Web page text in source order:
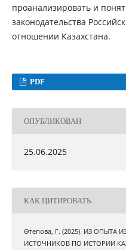
проанализировать и
законодательства
отношении Казахстана.
PDF
ОПУБЛИКОВАН
25.06.2025
КАК ЦИТИРОВАТЬ
Өтепова, Г. (2025). ИЗ ОПЫТА
ИСТОЧНИКОВ ПО ИСТОРИИ